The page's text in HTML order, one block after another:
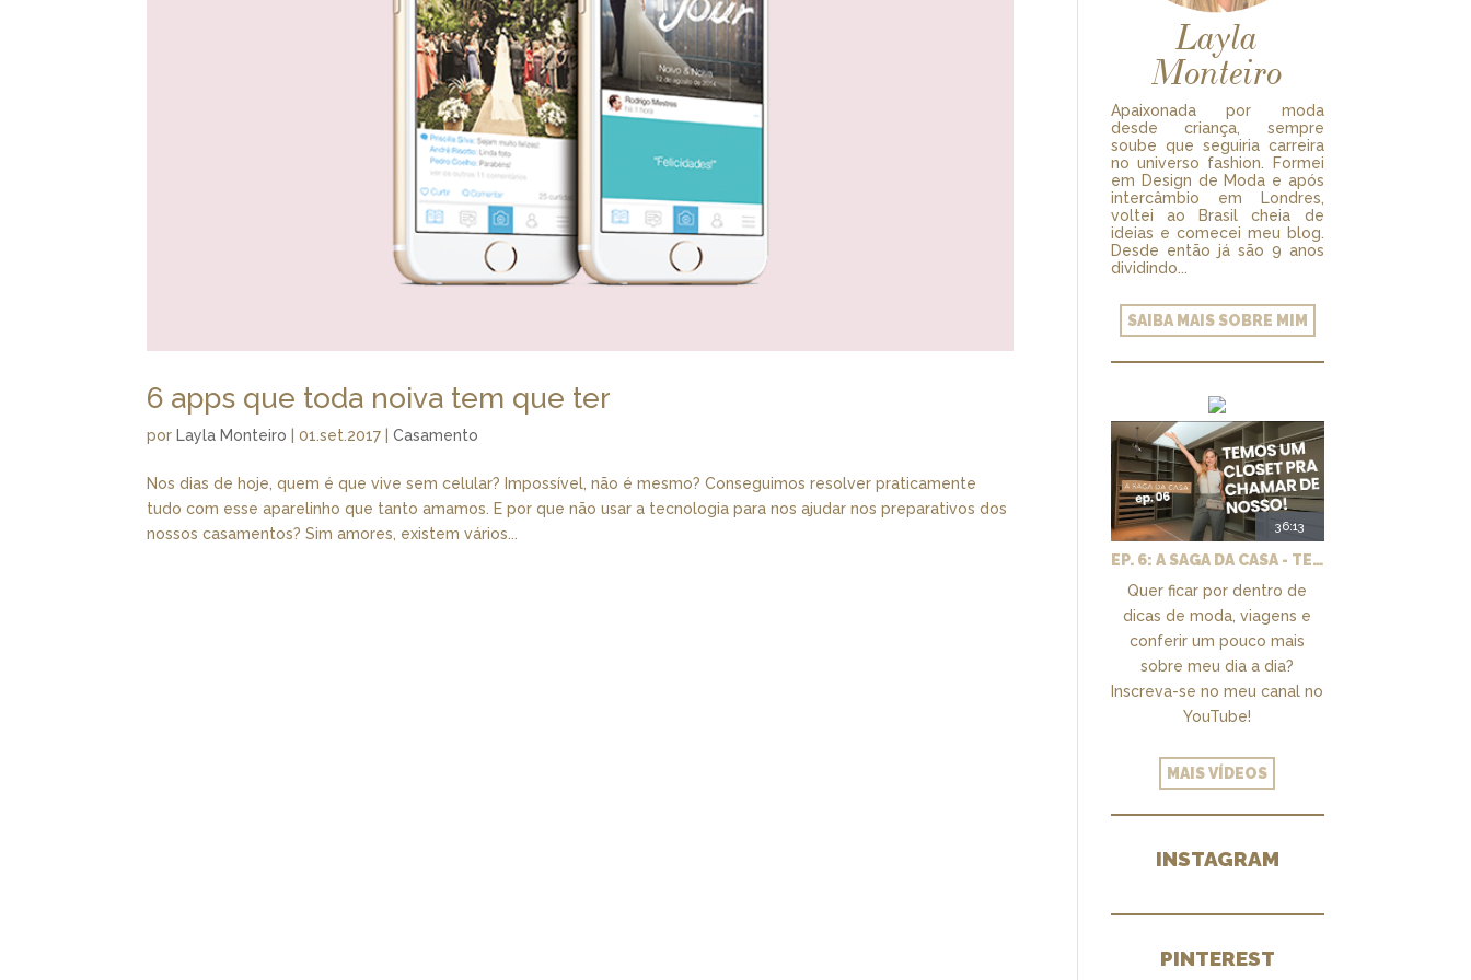
6 apps que toda noiva tem que ter
porLayla Monteiro |01.set.2017 |Casamento
Nos dias de hoje, quem é que vive sem celular? Impossível, não é mesmo? Conseguimos resolver praticamente
tudo com esse aparelinho que tanto amamos. E por que não usar a tecnologia para nos ajudar nos preparativos dos
nossos casamentos? Sim amores, existem vários...
Layla
Monteiro
Apaixonada por moda
desde criança, sempre
soube que seguiria carreira
no universo fashion. Formei
em Design de Moda e após
intercâmbio em Londres,
voltei ao Brasil cheia de
ideias e comecei meu blog.
Desde então já são 9 anos
dividindo...
SAIBA MAIS SOBRE MIM
36:13
EP. 6: A SAGA DA CASA - TEMOS UM CLOSET PRA CHAMAR DE NOSSO + MARCENARIA E PAISAGISMO
Quer ficar por dentro de
dicas de moda, viagens e
conferir um pouco mais
sobre meu dia a dia?
Inscreva-se no meu canal no
YouTube!
MAIS VÍDEOS
INSTAGRAM
PINTEREST